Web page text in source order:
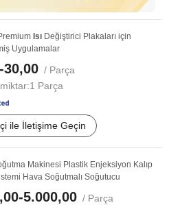
Isı Değiştirici Plakaları için
Uygulamalar
30,00 / Parça
1 Parça
ile İletişime Geçin
Makinesi Plastik Enjeksiyon Kalıp
Hava Soğutmalı Soğutucu
5.000,00 / Parça